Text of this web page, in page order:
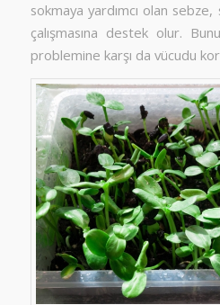
sokmaya yardımcı olan sebze,
çalışmasına destek olur.
problemine karşı da vücudu